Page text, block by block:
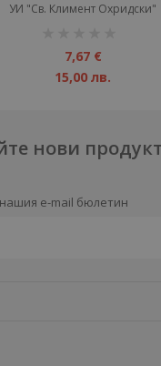
УИ "Св. Климент Охридски"
7,67 €
15,00 лв.
нови
e-mail бюлетин